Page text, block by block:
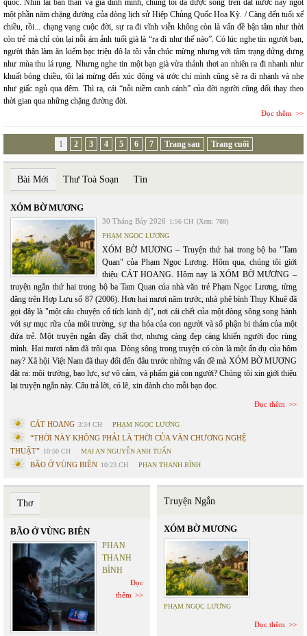
quốc. Nhìn lại bản thân và gia đình mình, chúng tôi đã được sống trên đất nước này ngót
một phần năm chặng đường của dòng lịch sử Hiệp Chủng Quốc Hoa Kỳ. / Càng đến tuổi xế
chiều, rồi... chạng vạng cuộc đời, sự ra đi vĩnh viễn không còn là vấn đề bận tâm như thời
còn trẻ mà chỉ còn lại nỗi ám ảnh tuổi già là “ra đi như thế nào”. Có lúc nghe tin người bạn,
người thân làm ăn kiếm bạc triệu đô la tôi vẫn chúc mừng nhưng với tâm trạng dửng dưng
như mùa thu lá rụng. Nhưng nghe tin một bạn già vừa thảnh thơi an nhiên ra đi nhanh như
khuất bóng chiều, tôi lại mừng đến xúc động và ước chi mình cũng sẽ ra đi nhanh và nhẹ
như giấc ngủ qua đêm. Thì ra, cái “nỗi niềm canh cánh” của đời người cũng đổi thay theo
thời gian qua những chặng đường đời.
Đọc thêm
1 2 3 4 5 6 7 Trang sau Trang cuối
Bài Mới Thư Toà Soạn Tin
XÓM BỜ MƯƠNG
30 Tháng Bảy 2026 1:56 CH (Xem: 788)
PHẠM NGỌC LƯƠNG
XÓM BỜ MƯƠNG – Truyện thứ hai trong bộ ba "Tam
Quan" của Phạm Ngọc Lương. Hôm qua, chúng tôi giới
thiệu CÁT HOANG. Hôm nay là XÓM BỜ MƯƠNG –
truyện ngắn thứ hai trong bộ ba Tam Quan của nhà văn trẻ Phạm Ngọc Lương, từng
đăng trên Hợp Lưu số 87 (2006). Hơn hai mươi năm trước, nhà phê bình Thụy Khuê đã
gọi đây là "một câu chuyện cổ tích kinh dị", nơi cái chết của một dòng sông song hành
với sự mục rữa của môi trường, sự tha hóa của con người và số phận bi thảm của một
đứa trẻ. Một truyện ngắn đầy chất thơ, nhưng càng đẹp càng khiến người đọc rùng
mình. Hai mươi năm đã trôi qua. Dòng sông trong truyện có còn là một ẩn dụ của hôm
nay? Xã hội Việt Nam đã thay đổi đến đâu trước những vấn đề mà XÓM BỜ MƯƠNG
đặt ra: môi trường, bạo lực, sự vô cảm, và phẩm giá con người? Chúng tôi xin giới thiệu
lại truyện ngắn này. Câu trả lời, có lẽ, xin dành cho mỗi bạn đọc.
Đọc thêm
CÁT HOANG 3:34 CH PHẠM NGỌC LƯƠNG
“THỜI NÀY KHÔNG PHẢI LÀ THỜI CỦA VĂN CHƯƠNG NGHỆ
THUẬT” 10:50 CH MAI AN NGUYỄN ANH TUẤN
BÃO Ở VÙNG BIÊN 10:23 CH PHAN THANH BÌNH
Thơ
BÃO Ở VÙNG BIÊN
PHAN
THANH
BÌNH
Đọc
thêm
Truyện Ngắn
XÓM BỜ MƯƠNG
PHẠM NGỌC LƯƠNG
Đọc thêm